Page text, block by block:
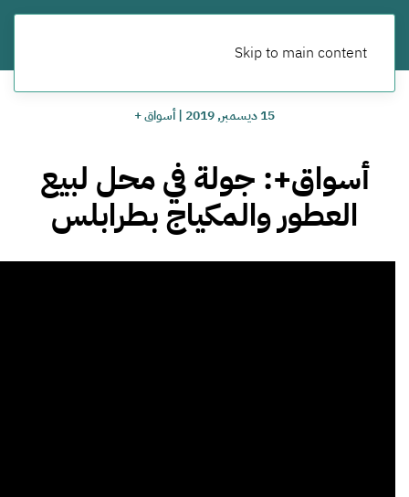
Skip to main content
15 ديسمبر, 2019 |أسواق +
أسواق+: جولة في محل لبيع
العطور والمكياج بطرابلس